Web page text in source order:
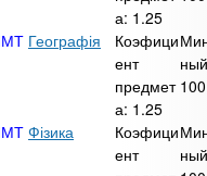
а: 1.25
Географія
Коэфици
ент
предмет
а: 1.25
100
Фізика
Коэфици
ент